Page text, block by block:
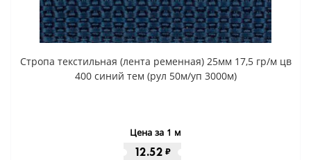
Стропа текстильная (лента ременная) 25мм 17,5 гр/м цв
400 синий тем (рул 50м/уп 3000м)
Цена за 1 м
12.52 ₽